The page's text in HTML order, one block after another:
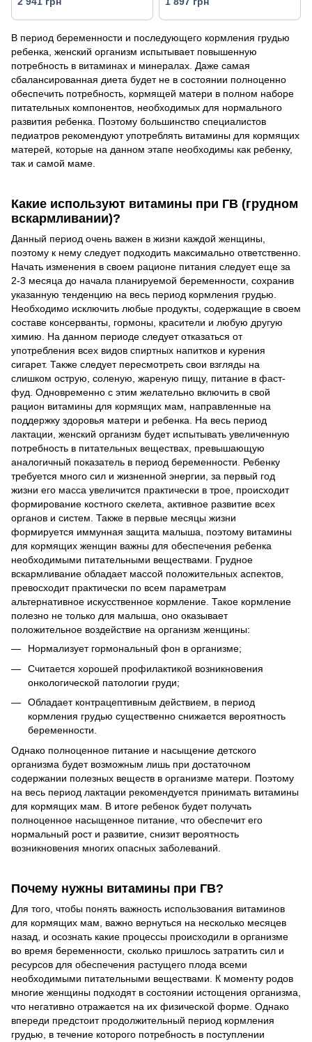
В период беременности и последующего кормления грудью
ребенка, женский организм испытывает повышенную
потребность в витаминах и минералах. Даже самая
сбалансированная диета будет не в состоянии полноценно
обеспечить потребность, кормящей матери в полном наборе
питательных компонентов, необходимых для нормального
развития ребенка. Поэтому большинство специалистов
педиатров рекомендуют употреблять витамины для кормящих
матерей, которые на данном этапе необходимы как ребенку,
так и самой маме.
Какие используют витамины при ГВ (грудном
вскармливании)?
Данный период очень важен в жизни каждой женщины,
поэтому к нему следует подходить максимально ответственно.
Начать изменения в своем рационе питания следует еще за
2-3 месяца до начала планируемой беременности, сохранив
указанную тенденцию на весь период кормления грудью.
Необходимо исключить любые продукты, содержащие в своем
составе консерванты, гормоны, красители и любую другую
химию. На данном периоде следует отказаться от
употребления всех видов спиртных напитков и курения
сигарет. Также следует пересмотреть свои взгляды на
слишком острую, соленую, жареную пищу, питание в фаст-
фуд. Одновременно с этим желательно включить в свой
рацион витамины для кормящих мам, направленные на
поддержку здоровья матери и ребенка. На весь период
лактации, женский организм будет испытывать увеличенную
потребность в питательных веществах, превышающую
аналогичный показатель в период беременности. Ребенку
требуется много сил и жизненной энергии, за первый год
жизни его масса увеличится практически в трое, происходит
формирование костного скелета, активное развитие всех
органов и систем. Также в первые месяцы жизни
формируется иммунная защита малыша, поэтому витамины
для кормящих женщин важны для обеспечения ребенка
необходимыми питательными веществами. Грудное
вскармливание обладает массой положительных аспектов,
превосходит практически по всем параметрам
альтернативное искусственное кормление. Такое кормление
полезно не только для малыша, оно оказывает
положительное воздействие на организм женщины:
Нормализует гормональный фон в организме;
Считается хорошей профилактикой возникновения
онкологической патологии груди;
Обладает контрацептивным действием, в период
кормления грудью существенно снижается вероятность
беременности.
Однако полноценное питание и насыщение детского
организма будет возможным лишь при достаточном
содержании полезных веществ в организме матери. Поэтому
на весь период лактации рекомендуется принимать витамины
для кормящих мам. В итоге ребенок будет получать
полноценное насыщенное питание, что обеспечит его
нормальный рост и развитие, снизит вероятность
возникновения многих опасных заболеваний.
Почему нужны витамины при ГВ?
Для того, чтобы понять важность использования витаминов
для кормящих мам, важно вернуться на несколько месяцев
назад, и осознать какие процессы происходили в организме
во время беременности, сколько пришлось затратить сил и
ресурсов для обеспечения растущего плода всеми
необходимыми питательными веществами. К моменту родов
многие женщины подходят в состоянии истощения организма,
что негативно отражается на их физической форме. Однако
впереди предстоит продолжительный период кормления
грудью, в течение которого потребность в поступлении